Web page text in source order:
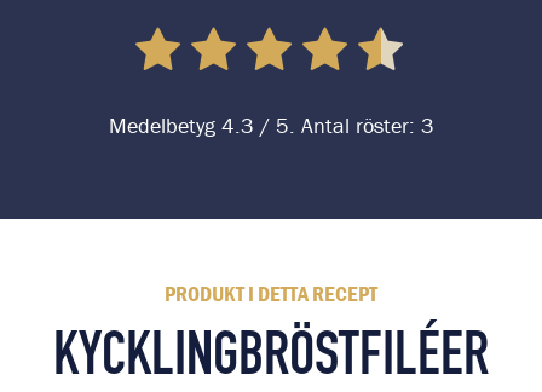
Medelbetyg 4.3 / 5. Antal röster: 3
PRODUKT I DETTA RECEPT
KYCKLINGBRÖSTFILÉER